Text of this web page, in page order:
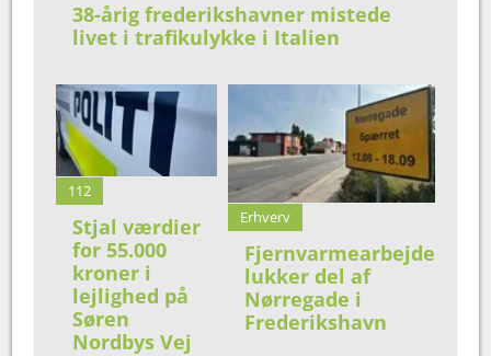
38-årig frederikshavner mistede
livet i trafikulykke i Italien
112
Stjal værdier
for 55.000
kroner i
lejlighed på
Søren
Nordbys Vej
Erhverv
Fjernvarmearbejde
lukker del af
Nørregade i
Frederikshavn